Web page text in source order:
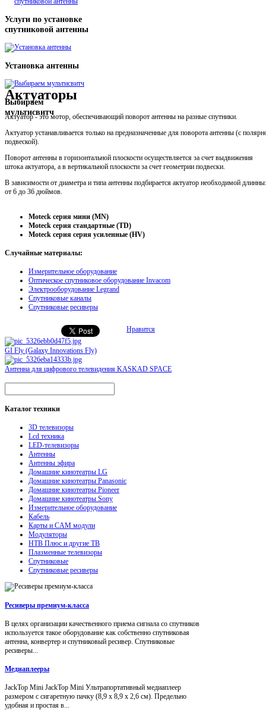
Услуги по установке
спутниковой антенны
Установка антенны
Выбираем
мультисвитч
Актуаторы
Актуатор - это мотор, обеспечивающий поворот антенны на разные спутники.
Актуатор устанавливается только на предназначенные для поворота антенны (с
подвеской).
Поворот антенны в горизонтальной плоскости осуществляется за счет выдвижения
штока актуатора, а в вертикальной плоскости за счет геометрии подвески.
В зависимости от диаметра и типа антенны подбирается актуатор необходимой длинны:
от 6 до 36 дюймов.
Moteck cерия мини (MN)
Moteck cерия стандартные (TD)
Moteck cерия серия усиленные (HV)
Случайные материалы:
Измерительное оборудование
Оптическое спутниковое оборудование Invacom
Электрооборудование Legrand
Спутниковые каналы
Спутниковые ресиверы
Нравится
GI Fly (Galaxy Innovations Fly)
Антенна для цифрового телевидения KASKAD SPACE
Каталогтехники
3D телевизоры
Lcd техника
LED-телевизоры
Антенны
Антенны эфира
Домашние кинотеатры LG
Домашние кинотеатры Panasonic
Домашние кинотеатры Pioneer
Домашние кинотеатры Sony
Измерительное оборудование
Кабель
Карты и CAM модули
Модуляторы
НТВ Плюс и другие ТВ
Плазменные телевизоры
Спутниковые
Спутниковые ресиверы
Ресиверы премиум-класса
В целях организации качественного приема сигнала со спутников
используется такое оборудование как собственно спутниковая
антенна, конвертер и спутниковый ресивер. Спутниковые
ресиверы...
Медиаплееры
JackTop Mini JackTop Mini Ультрапортативный медиаплеер
размером с сигаретную пачку (8,9 x 8,9 x 2,6 см). Предельно
удобная и простая в...